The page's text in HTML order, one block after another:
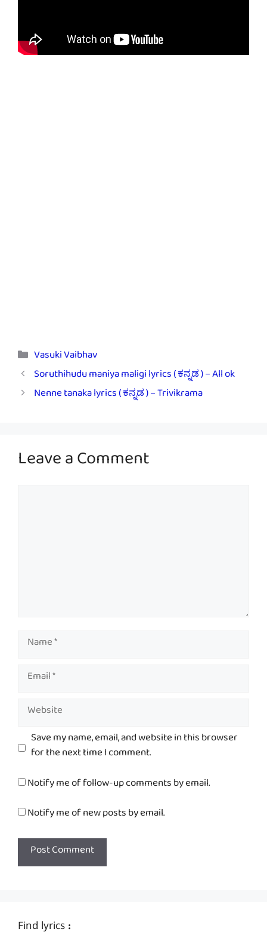
Categories
Vasuki Vaibhav
Soruthihudu maniya maligi lyrics ( ಕನ್ನಡ ) – All ok
Nenne tanaka lyrics ( ಕನ್ನಡ ) – Trivikrama
Leave a Comment
Name
Email
Website
Save my name, email, and website in this browser
for the next time I comment.
Notify me of follow-up comments by email.
Notify me of new posts by email.
Find lyrics :